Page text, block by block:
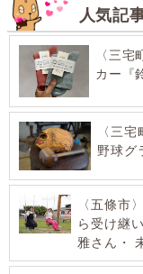
人気記
〈三
カー『
〈三
野球グ
〈五條市
ら受け継
雅さん・